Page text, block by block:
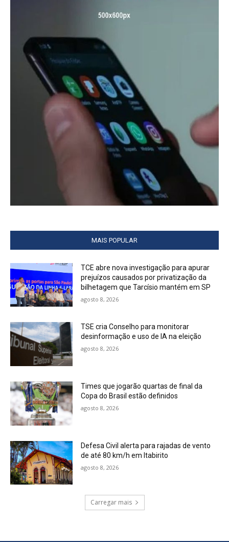
MAIS POPULAR
TCE abre nova investigação para apurar
prejuízos causados por privatização da
bilhetagem que Tarcísio mantém em SP
agosto 8, 2026
TSE cria Conselho para monitorar
desinformação e uso de IA na eleição
agosto 8, 2026
Times que jogarão quartas de final da
Copa do Brasil estão definidos
agosto 8, 2026
Defesa Civil alerta para rajadas de vento
de até 80 km/h em Itabirito
agosto 8, 2026
Carregar mais